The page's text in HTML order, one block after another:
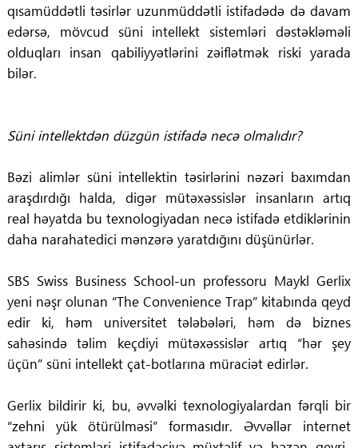
qısamüddətli təsirlər uzunmüddətli istifadədə də davam
edərsə, mövcud süni intellekt sistemləri dəstəkləməli
olduqları insan qabiliyyətlərini zəiflətmək riski yarada
bilər.
Süni intellektdən düzgün istifadə necə olmalıdır?
Bəzi alimlər süni intellektin təsirlərini nəzəri baxımdan
araşdırdığı halda, digər mütəxəssislər insanların artıq
real həyatda bu texnologiyadan necə istifadə etdiklərinin
daha narahatedici mənzərə yaratdığını düşünürlər.
SBS Swiss Business School-un professoru Maykl Gerlix
yeni nəşr olunan “The Convenience Trap” kitabında qeyd
edir ki, həm universitet tələbələri, həm də biznes
sahəsində təlim keçdiyi mütəxəssislər artıq “hər şey
üçün” süni intellekt çat-botlarına müraciət edirlər.
Gerlix bildirir ki, bu, əvvəlki texnologiyalardan fərqli bir
“zehni yük ötürülməsi” formasıdır. Əvvəllər internet